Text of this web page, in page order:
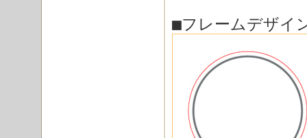
■フレームデザイ